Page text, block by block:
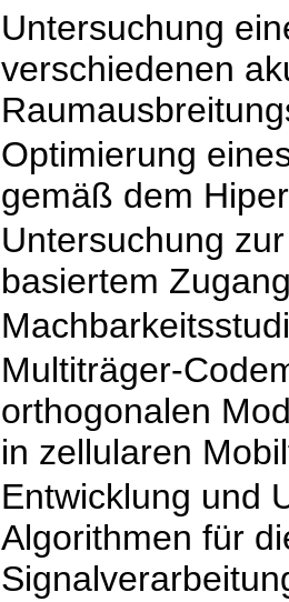
Untersuchung
verschiedenen
Optimierung
gemäß dem
Untersuchung
basiertem
Multiträger-
orthogonalen
in zellularen
Entwicklung und
Algorithmen für